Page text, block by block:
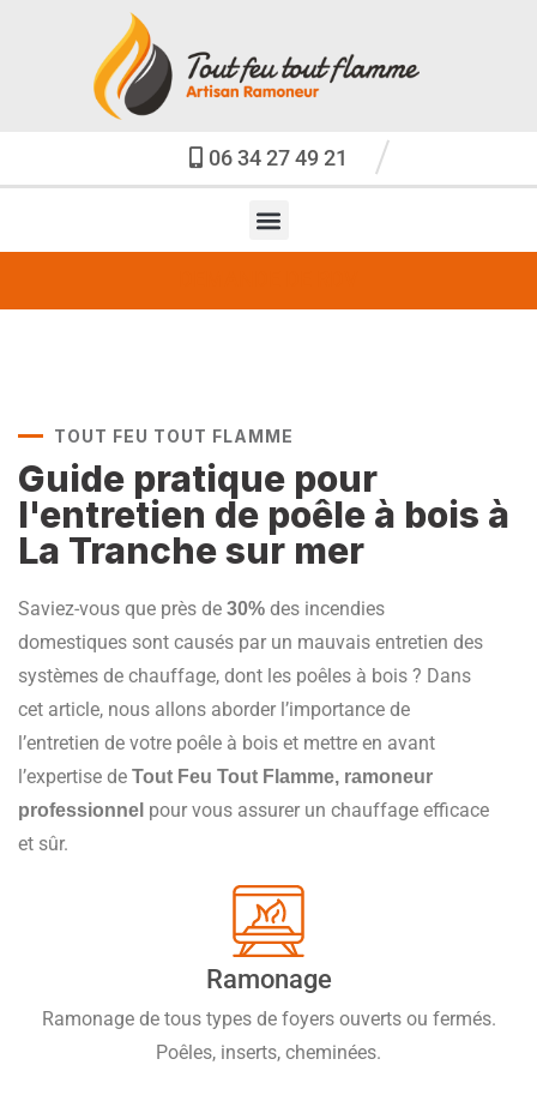
06 34 27 49 21
TOUT FEU TOUT FLAMME
Guide pratique pour
l'entretien de poêle à bois à
La Tranche sur mer
Saviez-vous que près de 30% des incendies
domestiques sont causés par un mauvais entretien des
systèmes de chauffage, dont les poêles à bois ? Dans
cet article, nous allons aborder l’importance de
l’entretien de votre poêle à bois et mettre en avant
l’expertise de Tout Feu Tout Flamme, ramoneur
professionnel pour vous assurer un chauffage efficace
et sûr.
Ramonage
Ramonage de tous types de foyers ouverts ou fermés.
Poêles, inserts, cheminées.